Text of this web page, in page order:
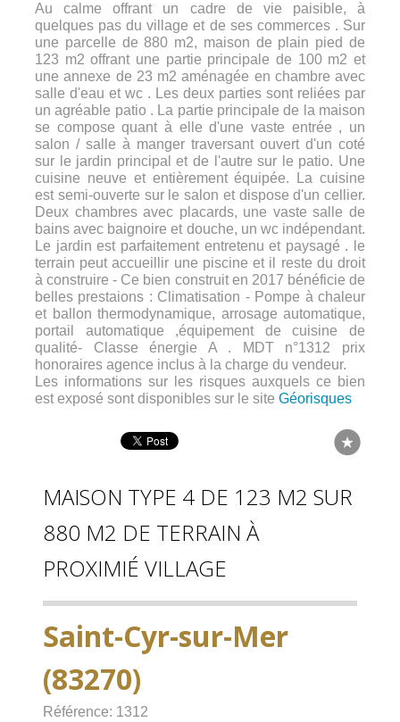
Au calme offrant un cadre de vie paisible, à
quelques pas du village et de ses commerces . Sur
une parcelle de 880 m2, maison de plain pied de
123 m2 offrant une partie principale de 100 m2 et
une annexe de 23 m2 aménagée en chambre avec
salle d'eau et wc . Les deux parties sont reliées par
un agréable patio . La partie principale de la maison
se compose quant à elle d'une vaste entrée , un
salon / salle à manger traversant ouvert d'un coté
sur le jardin principal et de l'autre sur le patio. Une
cuisine neuve et entièrement équipée. La cuisine
est semi-ouverte sur le salon et dispose d'un cellier.
Deux chambres avec placards, une vaste salle de
bains avec baignoire et douche, un wc indépendant.
Le jardin est parfaitement entretenu et paysagé . le
terrain peut accueillir une piscine et il reste du droit
à construire - Ce bien construit en 2017 bénéficie de
belles prestaions : Climatisation - Pompe à chaleur
et ballon thermodynamique, arrosage automatique,
portail automatique ,équipement de cuisine de
qualité- Classe énergie A . MDT n°1312 prix
honoraires agence inclus à la charge du vendeur.
Les informations sur les risques auxquels ce bien
est exposé sont disponibles sur le site Géorisques
MAISON TYPE 4 DE 123 M2 SUR
880 M2 DE TERRAIN À
PROXIMIÉ VILLAGE
Saint-Cyr-sur-Mer
(83270)
Référence: 1312